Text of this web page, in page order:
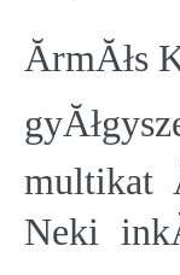
multikat
Neki